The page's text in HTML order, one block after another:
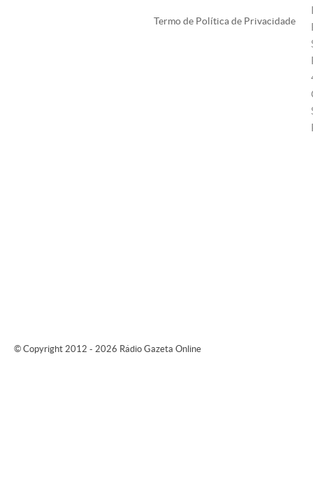
Termo de Política de Privacidade
© Copyright 2012 - 2026 Rádio Gazeta Online